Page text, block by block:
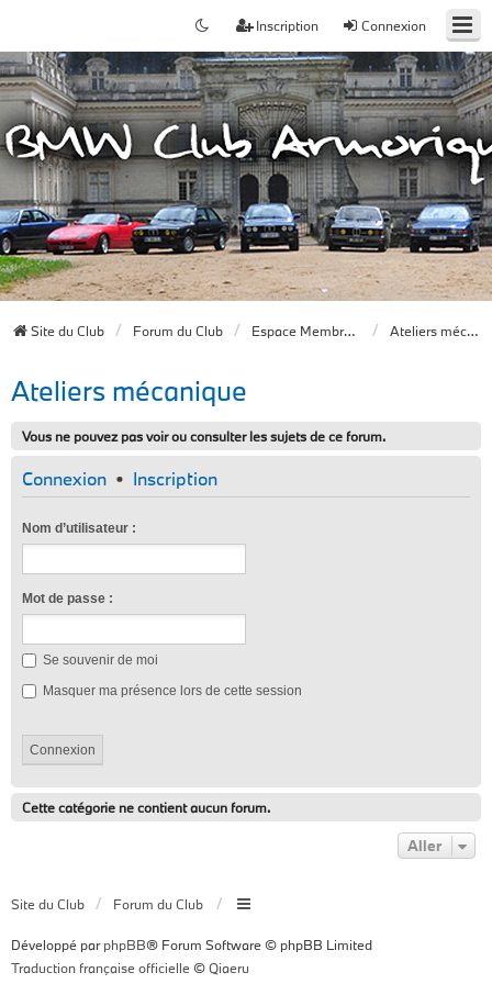
Connexion
Inscription
Site du Club Forum du Club Espace Membres du Club Ateliers mécanique
Ateliers mécanique
Vous ne pouvez pas voir ou consulter les sujets de ce forum.
Connexion • Inscription
Nom d’utilisateur :
Mot de passe :
Se souvenir de moi
Masquer ma présence lors de cette session
Cette catégorie ne contient aucun forum.
Aller
Site du Club Forum du Club
Développé parphpBB® Forum Software © phpBB Limited
Traduction française officielle ©Qiaeru